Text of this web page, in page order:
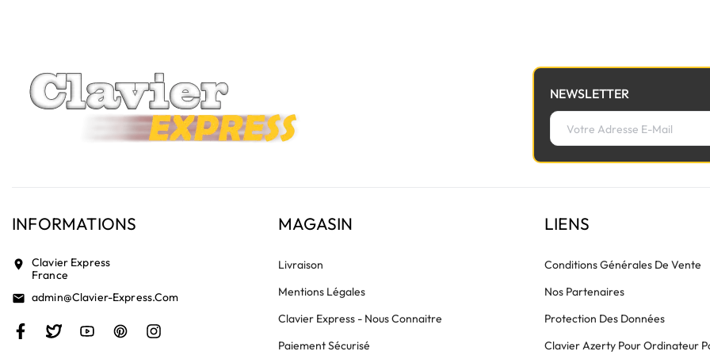
NEWSLETTER
INFORMATIONS
location_on
Clavier Express
France
email Admin@clavier-Express.com
MAGASIN
Livraison
Mentions Légales
Clavier Express - Nous Connaitre
Paiement Sécurisé
LIENS
Conditions Générales De Vente
Nos Partenaires
Protection Des Données
Clavier Azerty Pour Ordinateur